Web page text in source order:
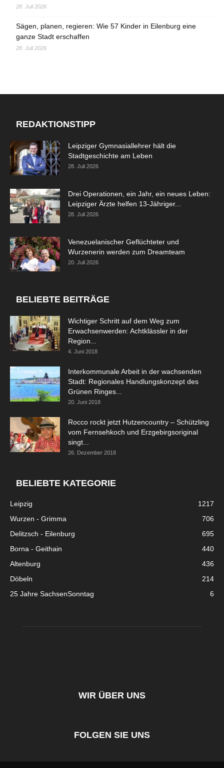
28. Juli 2026
Sägen, planen, regieren: Wie 57 Kinder in Eilenburg eine
ganze Stadt erschaffen
28. Juli 2026
REDAKTIONSTIPP
Leipziger Gymnasiallehrer hält die
Stadtgeschichte am Leben
28. Juli 2026
Drei Operationen, ein Jahr, ein neues Leben:
Leipziger Ärzte helfen 13-Jähriger...
28. Juli 2026
Venezuelanischer Geflüchteter und
Wurzenerin werden zum Dreamteam
20. Juli 2026
BELIEBTE BEITRÄGE
Wichtiger Schritt auf dem Weg zum
Erwachsenwerden: Achtklässler in der
Region...
4. Juni 2018
Interkommunale Arbeit in der wachsenden
Stadt: Regionales Handlungskonzept des
Grünen Ringes...
20. Juni 2018
Rocco rockt jetzt Hutzencountry – Schützling
vom Fernsehkoch und Erzgebirgsoriginal
singt...
26. Dezember 2018
BELIEBTE KATEGORIE
Leipzig
1217
Wurzen - Grimma
706
Delitzsch - Eilenburg
695
Borna - Geithain
440
Altenburg
436
Döbeln
214
25 Jahre SachsenSonntag
6
WIR ÜBER UNS
FOLGEN SIE UNS